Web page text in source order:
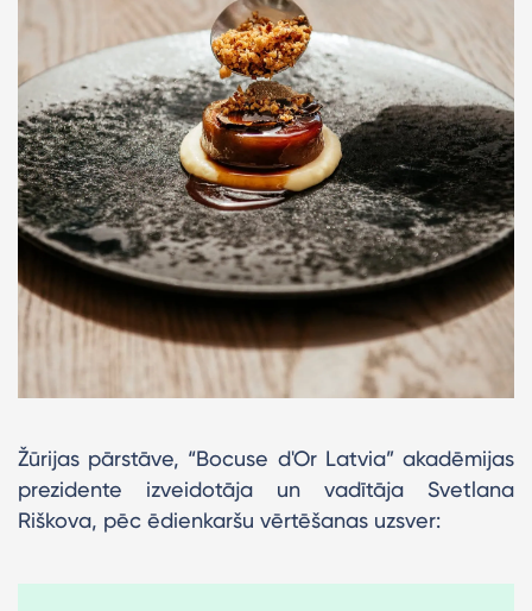
Žūrijas pārstāve, “Bocuse d'Or Latvia” akadēmijas
prezidente izveidotāja un vadītāja Svetlana
Riškova, pēc ēdienkaršu vērtēšanas uzsver: